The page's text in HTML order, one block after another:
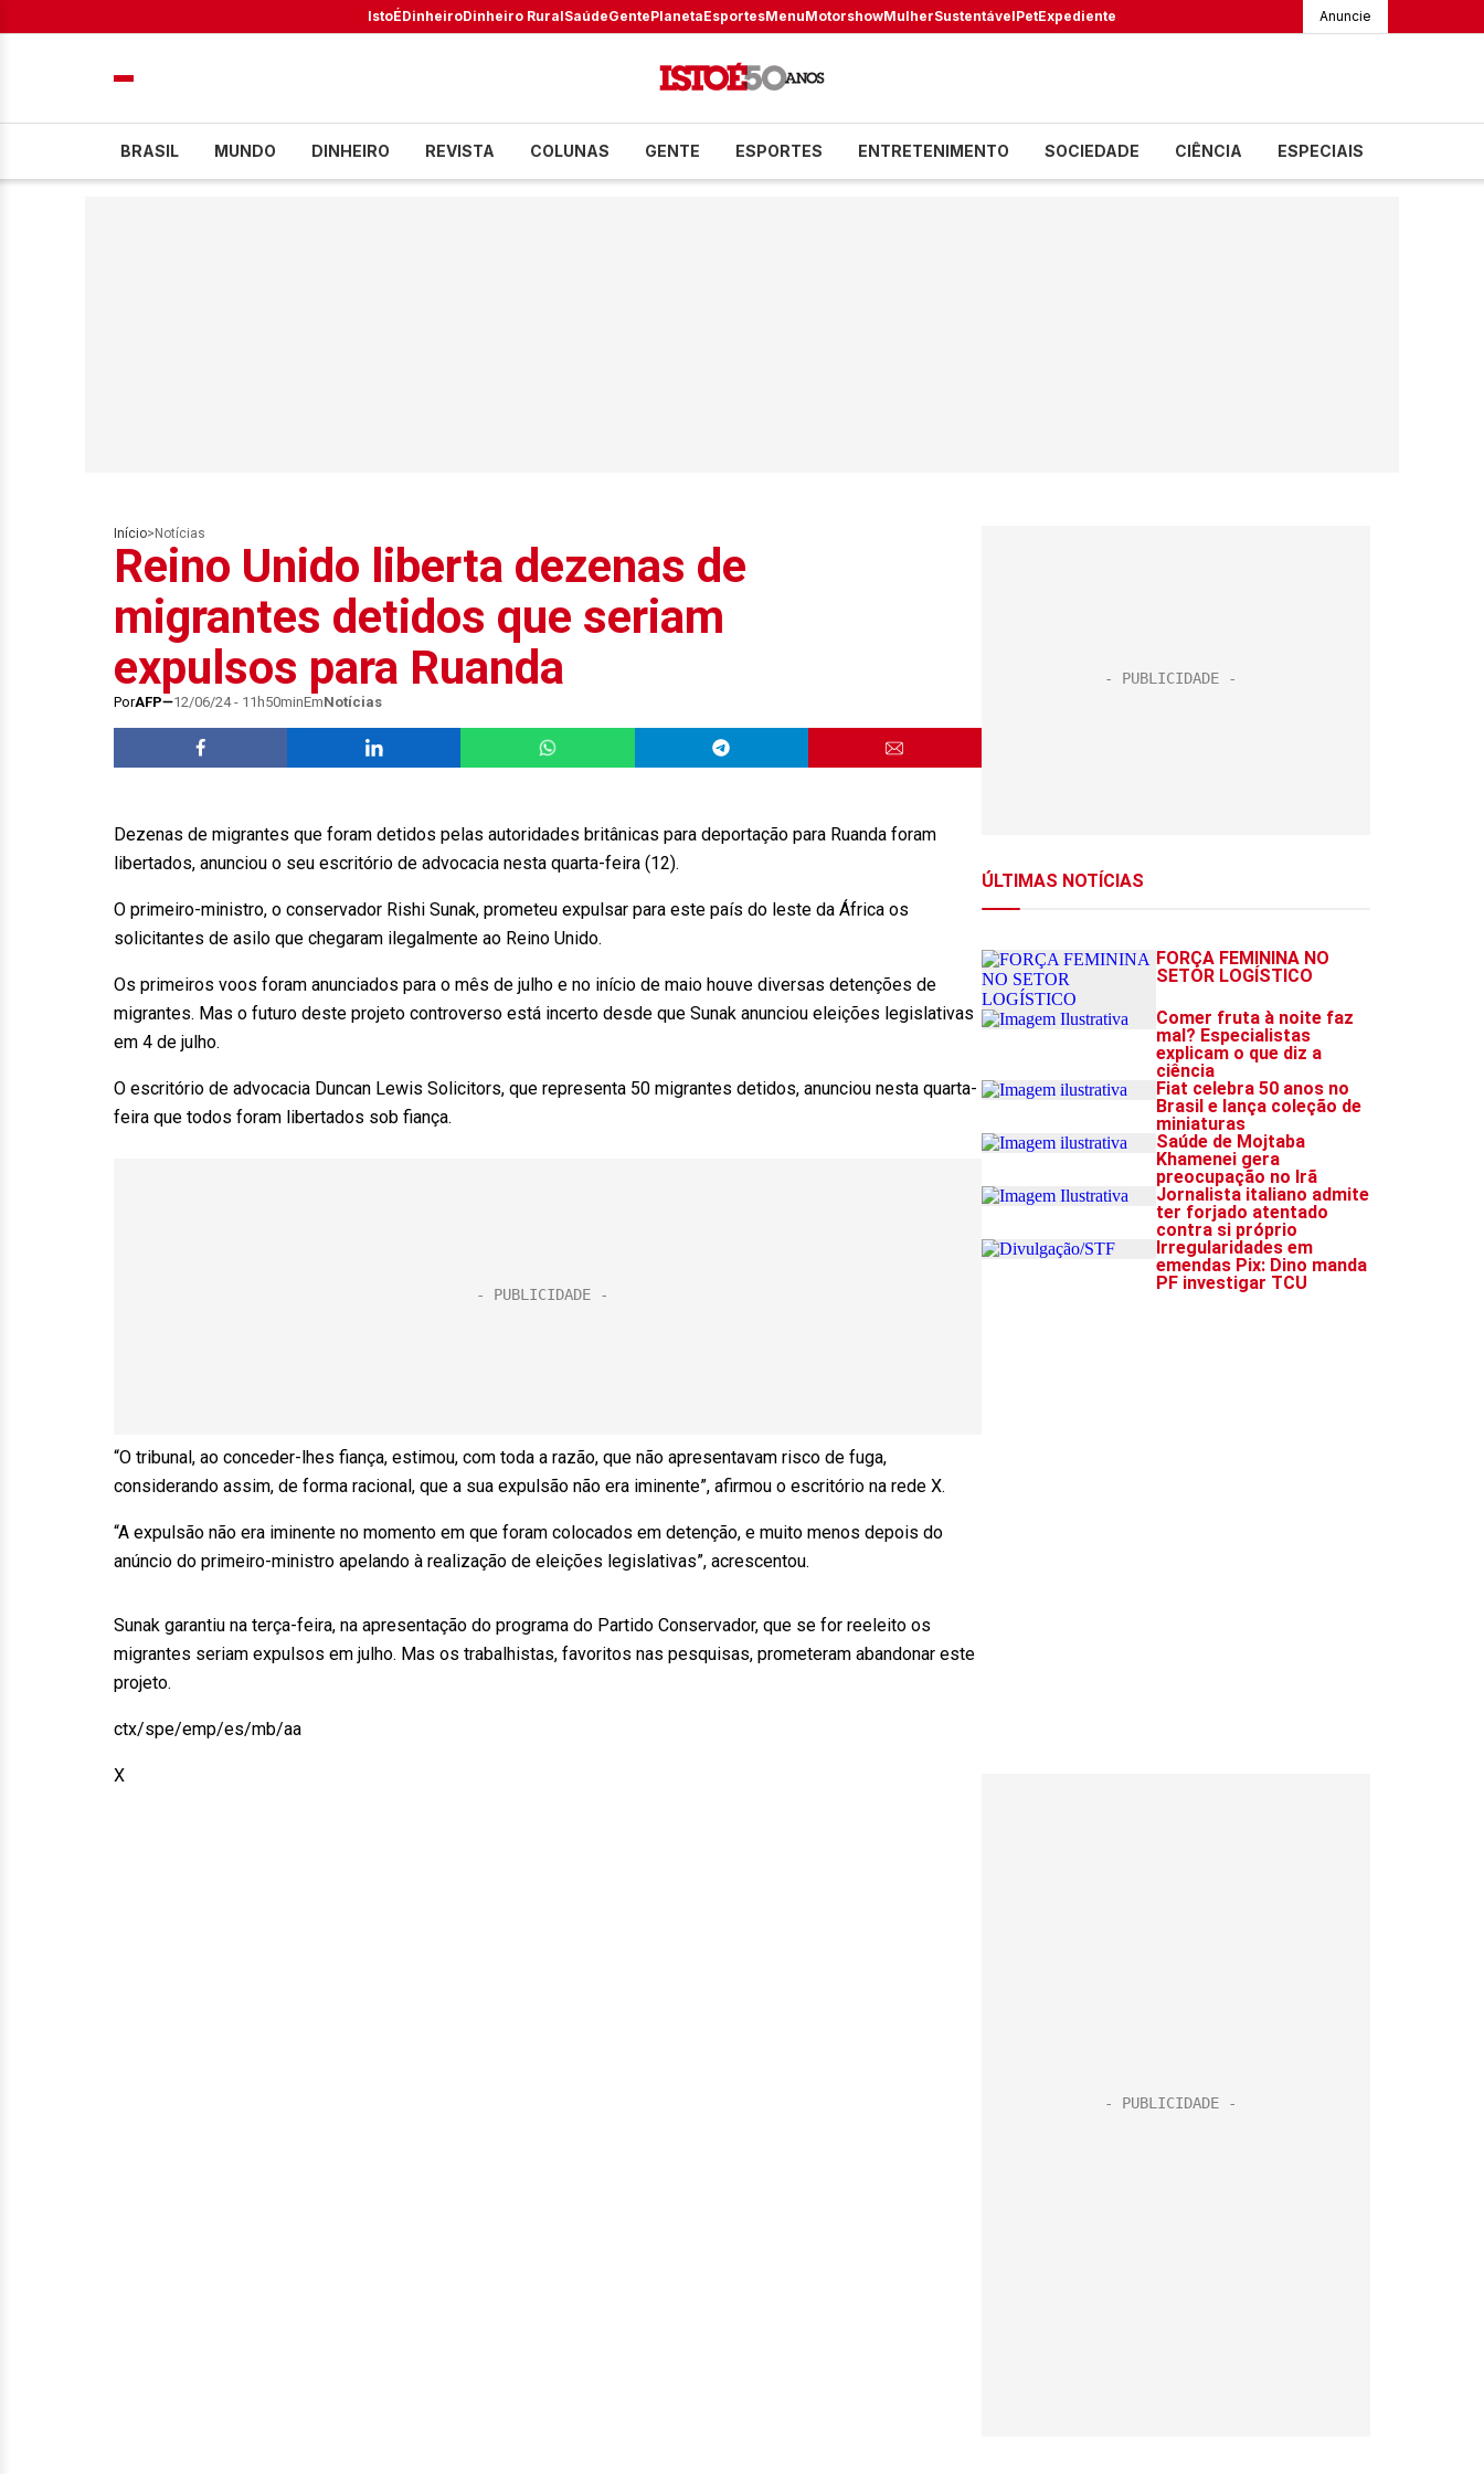
IstoÉDinheiroDinheiro RuralSaúdeGentePlanetaEsportesMenuMotorshowMulherSustentávelPetExpediente Anuncie
BRASIL MUNDO DINHEIRO REVISTA COLUNAS GENTE ESPORTES ENTRETENIMENTO SOCIEDADE CIÊNCIA ESPECIAIS
Início> Notícias
Reino Unido liberta dezenas de
migrantes detidos que seriam
expulsos para Ruanda
PorAFP 12/06/24 - 11h50minEmNotícias
Dezenas de migrantes que foram detidos pelas autoridades britânicas para deportação para Ruanda foram
libertados, anunciou o seu escritório de advocacia nesta quarta-feira (12).
O primeiro-ministro, o conservador Rishi Sunak, prometeu expulsar para este país do leste da África os
solicitantes de asilo que chegaram ilegalmente ao Reino Unido.
Os primeiros voos foram anunciados para o mês de julho e no início de maio houve diversas detenções de
migrantes. Mas o futuro deste projeto controverso está incerto desde que Sunak anunciou eleições legislativas
em 4 de julho.
O escritório de advocacia Duncan Lewis Solicitors, que representa 50 migrantes detidos, anunciou nesta quarta-
feira que todos foram libertados sob fiança.
“O tribunal, ao conceder-lhes fiança, estimou, com toda a razão, que não apresentavam risco de fuga,
considerando assim, de forma racional, que a sua expulsão não era iminente”, afirmou o escritório na rede X.
“A expulsão não era iminente no momento em que foram colocados em detenção, e muito menos depois do
anúncio do primeiro-ministro apelando à realização de eleições legislativas”, acrescentou.
Sunak garantiu na terça-feira, na apresentação do programa do Partido Conservador, que se for reeleito os
migrantes seriam expulsos em julho. Mas os trabalhistas, favoritos nas pesquisas, prometeram abandonar este
projeto.
ctx/spe/emp/es/mb/aa
X